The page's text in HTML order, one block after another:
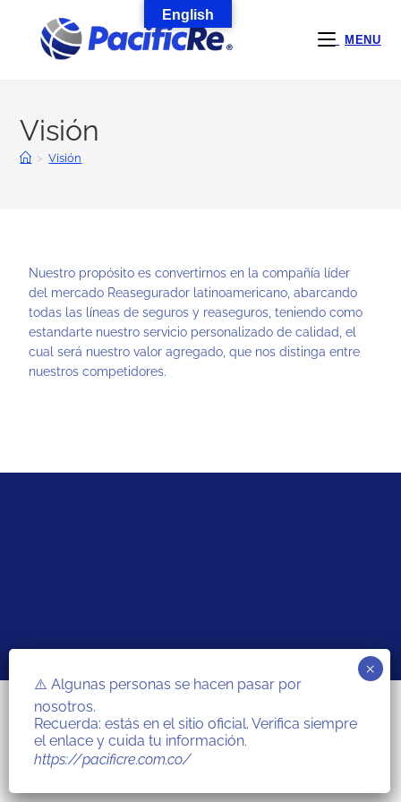
MENU
Visión
> Visión
Nuestro propósito es convertirnos en la compañía líder
del mercado Reasegurador latinoamericano, abarcando
todas las líneas de seguros y reaseguros, teniendo como
estandarte nuestro servicio personalizado de calidad, el
cual será nuestro valor agregado, que nos distinga entre
nuestros competidores.
English
⚠️ Algunas personas se hacen pasar por
nosotros.
Recuerda: estás en el sitio oficial. Verifica siempre
el enlace y cuida tu información.
https://pacificre.com.co/